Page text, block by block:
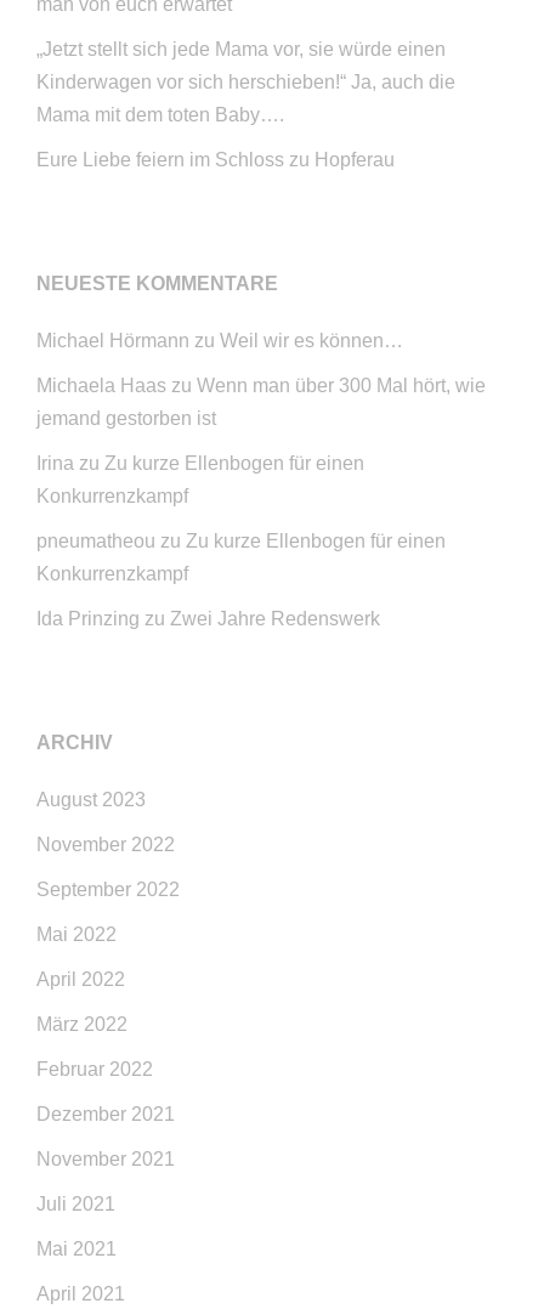
man von euch erwartet
„Jetzt stellt sich jede Mama vor, sie würde einen
Kinderwagen vor sich herschieben!“ Ja, auch die
Mama mit dem toten Baby….
Eure Liebe feiern im Schloss zu Hopferau
NEUESTE KOMMENTARE
Michael Hörmann zu Weil wir es können…
Michaela Haas zu Wenn man über 300 Mal hört, wie
jemand gestorben ist
Irina zu Zu kurze Ellenbogen für einen
Konkurrenzkampf
pneumatheou zu Zu kurze Ellenbogen für einen
Konkurrenzkampf
Ida Prinzing zu Zwei Jahre Redenswerk
ARCHIV
August 2023
November 2022
September 2022
Mai 2022
April 2022
März 2022
Februar 2022
Dezember 2021
November 2021
Juli 2021
Mai 2021
April 2021